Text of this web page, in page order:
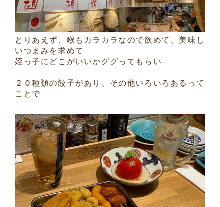
とりあえず、喉もカラカラなので飲めて、美味し
いつまみを求めて
姪っ子にどこがいいかググってもらい
２０種類の餃子があり、その他いろいろあるって
ことで